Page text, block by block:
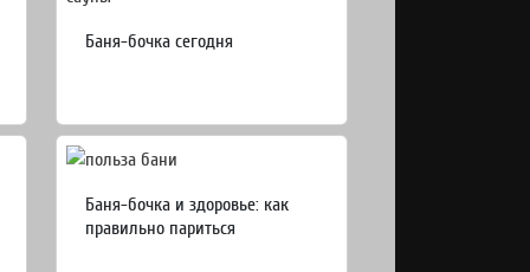
Баня-бочка сегодня
Баня-бочка и здоровье: как
правильно париться